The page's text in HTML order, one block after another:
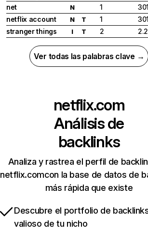
net
N 1
netflix account
N T 1
stranger things
I T 2
Ver todas las palabras clave →
netflix.com
Análisis de
backlinks
Analiza y rastrea el perfil de
netflix.comcon la base de datos de
más rápida que existe
Descubre el portfolio de
valioso de tu nicho